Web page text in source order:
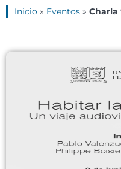
Inicio » Eventos » Charla